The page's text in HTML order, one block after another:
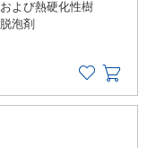
よび熱硬化性樹
泡剤